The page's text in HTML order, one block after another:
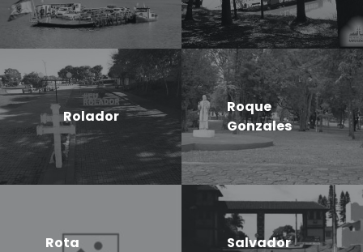
Rolador
Roque
Gonzales
Rota Salvador